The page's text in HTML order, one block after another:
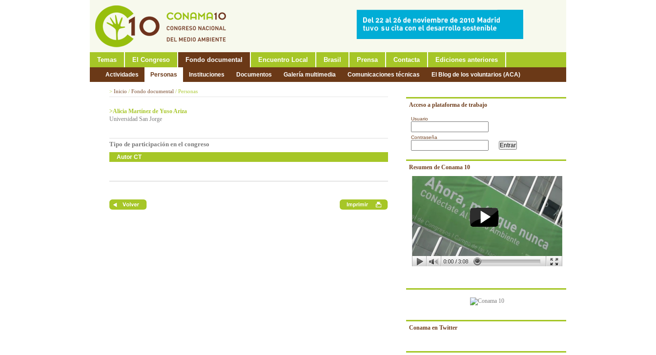
Temas El Congreso Fondo documental Encuentro Local Brasil Prensa Contacta Ediciones anteriores
Actividades Personas Instituciones Documentos Galería multimedia Comunicaciones técnicas El Blog de los voluntarios (ACA)
Acceso a plataforma de trabajo
Usuario
Contraseña
Resumen de Conama 10
Conama en Twitter
> Inicio / Fondo documental / Personas
>Alicia Martínez de Yuso Ariza
Universidad San Jorge
Tipo de participación en el congreso
Autor CT